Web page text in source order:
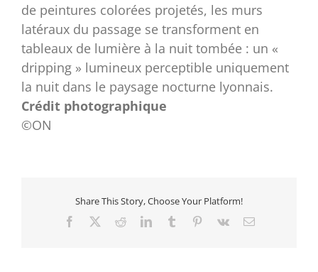
de peintures colorées projetés, les murs
latéraux du passage se transforment en
tableaux de lumière à la nuit tombée : un «
dripping » lumineux perceptible uniquement
la nuit dans le paysage nocturne lyonnais.
Crédit photographique
©ON
Share This Story, Choose Your Platform!
Facebook RedditLinkedInTumblr Pinterest
Vk Email